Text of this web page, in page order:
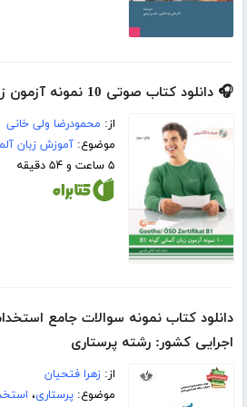
🎧 دانلود کتاب صوتی 10 نمونه آزمون زبان آلمانی گوته B1
از: محمودرضا ولی خانی
موضوع:آموزش زبان
۵ ساعت و ۵۴ دقیقه
دانلود کتاب نمونه سوالات جامع
اجرایی کشور: رشته پرستاری
از:زهرا فتحیان
موضوع:پرستاری،